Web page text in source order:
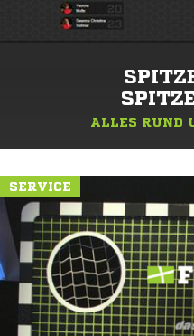
ALLES RUND
SERVICE